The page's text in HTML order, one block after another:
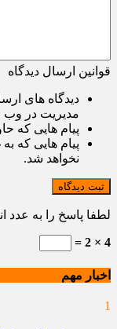
قوانین ارسال دیدگاه
دیدگاه های
مدیریت در وب
پیام هایی که
پیام هایی که
نخواهد شد.
ثبت دیدگاه
لطفا پاسخ را به عدد
4 × 2 =
اخبار مهم
1